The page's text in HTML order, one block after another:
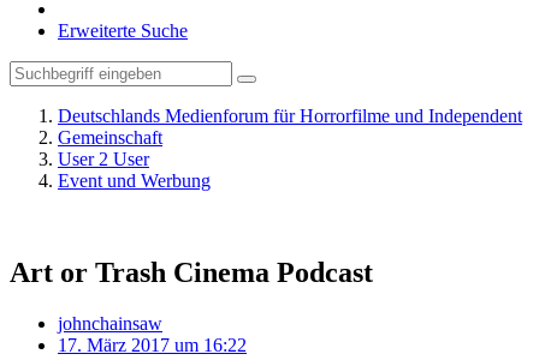
Erweiterte Suche
Deutschlands Medienforum für Horrorfilme und Independent
Gemeinschaft
User 2 User
Event und Werbung
Art or Trash Cinema Podcast
johnchainsaw
17. März 2017 um 16:22